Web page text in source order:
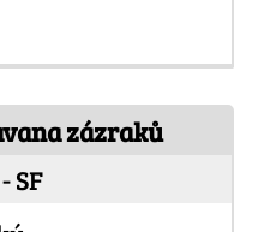
zázraků
SF